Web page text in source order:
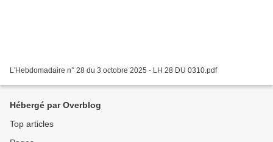
L'Hebdomadaire n° 28 du 3 octobre 2025 - LH 28 DU 0310.pdf
Hébergé par Overblog
Top articles